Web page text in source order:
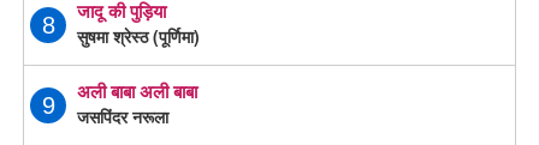
8
जादू की पुड़िया
सुषमा श्रेस्ठ (पूर्णिमा)
9
अली बाबा अली बाबा
जसपिंदर नरूला